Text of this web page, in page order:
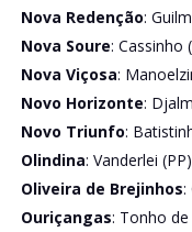
Nova Redenção:
Nova Soure: Cassinho
Nova Viçosa:
Novo Horizonte:
Novo Triunfo:
Olindina: Vanderlei
Oliveira de Brejinhos:
Ouriçangas: Tonho de